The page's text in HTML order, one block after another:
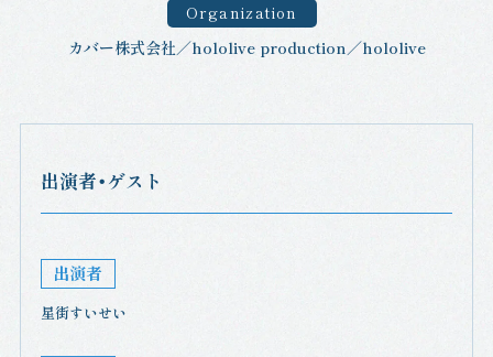
Organization
カバー株式会社／hololive production／hololive
出演者・ゲスト
出演者
星街すいせい